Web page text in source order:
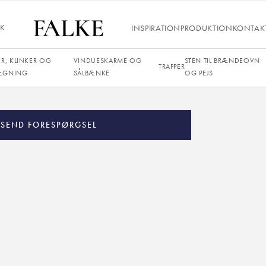
Suede, poleret
8 mm, 12 mm, 20 mm, 30 mm
SEND FORESPØRGSEL
INSPIRATIONPRODUKTION
KLINKER OG
VINDUESKARME OG
SÅLBÆNKE
TRAPPER
STEN TIL BRÆNDEOVN
OG PEJS